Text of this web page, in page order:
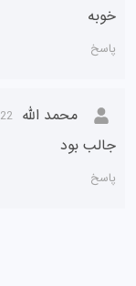
خوبه
پاسخ
محمد الله 22 شهریور 1402
جالب بود
پاسخ